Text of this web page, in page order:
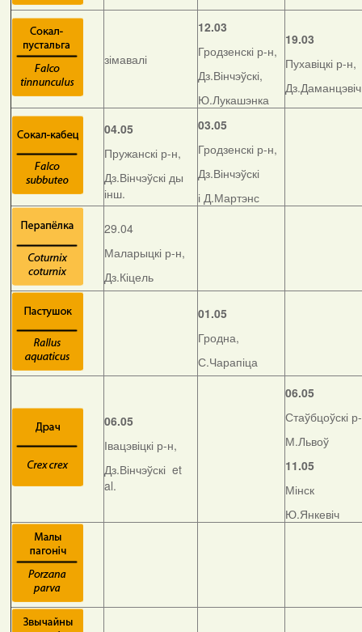
зімавалі
12.03
Гродзенскі р-н,
Дз.Вінчэўскі,
Ю.Лукашэнка
19.03
Пухавіцкі р-н,
Дз.Даманцэвіч
04.05
Пружанскі р-н,
Дз.Вінчэўскі ды
інш.
03.05
Гродзенскі р-н,
Дз.Вінчэўскі
і Д.Мартэнс
29.04
Маларыцкі р-н,
Дз.Кіцель
01.05
Гродна,
С.Чарапіца
06.05
Івацэвіцкі р-н,
Дз.Вінчэўскі et
al.
06.05
Стаўбцоўскі
М.Львоў
11.05
Мінск
Ю.Янкевіч